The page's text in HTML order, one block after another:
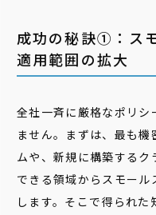
成功の秘訣①：ス
適用範囲の拡大
全社一斉に厳格なポリシ
ません。まずは、最も
ムや、新規に構築するク
できる領域からスモール
します。そこで得られ